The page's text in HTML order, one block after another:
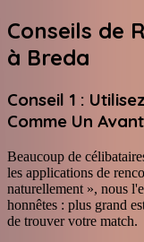
Conseils de
à Breda
Conseil 1 :
Comme Un
Beaucoup de
les applications de
naturellement », nous
honnêtes : plus grand
de trouver votre match.